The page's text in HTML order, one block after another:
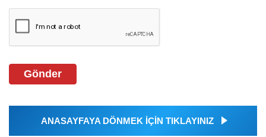
Gönder
ANASAYFAYA DÖNMEK İÇİN TIKLAYINIZ